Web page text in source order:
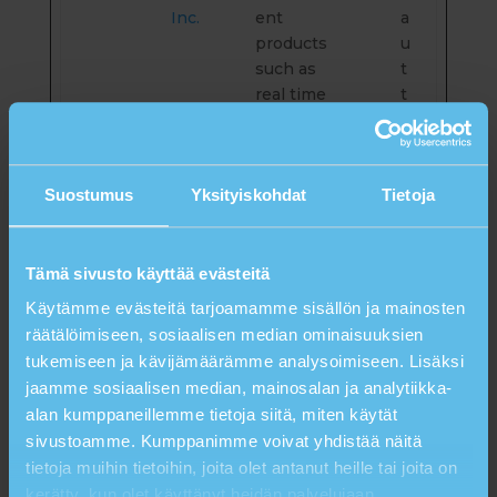
Suostumus Yksityiskohdat Tietoja
Tämä sivusto käyttää evästeitä
Käytämme evästeitä tarjoamamme sisällön ja mainosten
räätälöimiseen, sosiaalisen median ominaisuuksien
tukemiseen ja kävijämäärämme analysoimiseen. Lisäksi
jaamme sosiaalisen median, mainosalan ja analytiikka-
alan kumppaneillemme tietoja siitä, miten käytät
sivustoamme. Kumppanimme voivat yhdistää näitä
tietoja muihin tietoihin, joita olet antanut heille tai joita on
Inc.
ent
products
such as
real time
party
advertisers
.
a
u
t
t
a
u
e
AdSense
for
experimen
ting with
advertisem
ent
efficiency
across
u
u
k
a
t
t